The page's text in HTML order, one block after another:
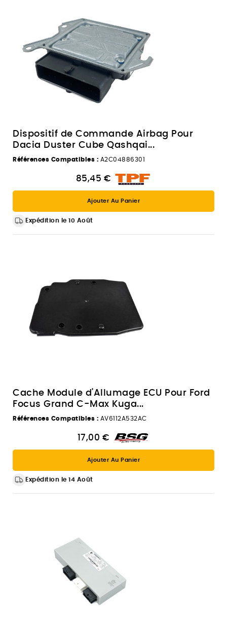
Dispositif de Commande Airbag Pour
Dacia Duster Cube Qashqai...
Références Compatibles : A2C04886301
85,45 €
Ajouter Au Panier
Expédition le 10 Août
Cache Module d'Allumage ECU Pour Ford
Focus Grand C-Max Kuga...
Références Compatibles : AV6112A532AC
17,00 €
Ajouter Au Panier
Expédition le 14 Août